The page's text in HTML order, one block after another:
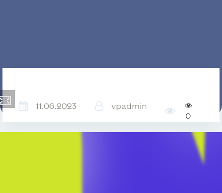
11.06.2023
vpadmin
0